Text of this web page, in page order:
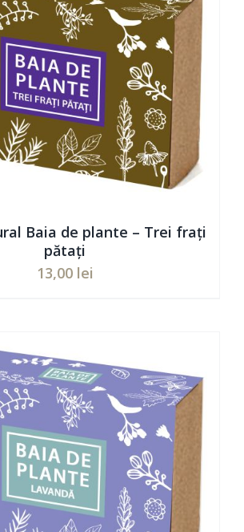
Baia de plante – Trei frați
pătați
13,00 lei